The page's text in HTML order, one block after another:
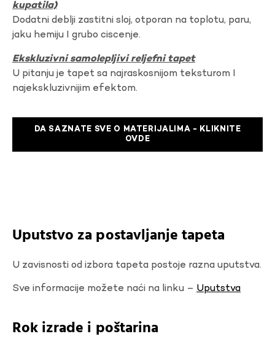
kupatila)
Dodatni deblji zastitni sloj, otporan na toplotu, paru,
jaku hemiju I grubo ciscenje.
Ekskluzivni samolepljivi reljefni tapet
U pitanju je tapet sa najraskosnijom teksturom I
najekskluzivnijim efektom.
DA SAZNATE SVE O MATERIJALIMA - KLIKNITE
OVDE
Uputstvo za postavljanje tapeta
U zavisnosti od izbora tapeta postoje razna uputstva.
Sve informacije možete naći na linku – Uputstva
Rok izrade i poštarina